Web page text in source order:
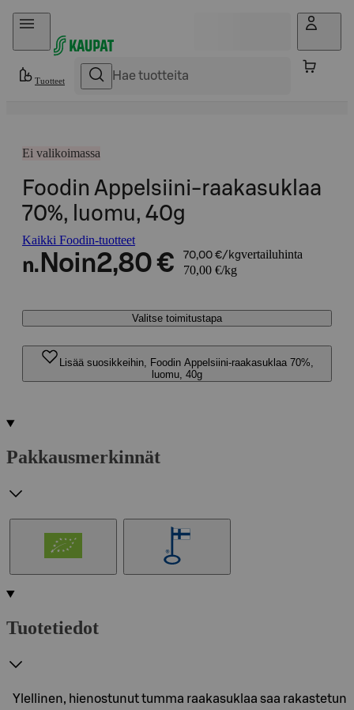
Hyppää sisältöön
Tuotteet
Ei valikoimassa
Foodin Appelsiini-raakasuklaa
70%, luomu, 40g
Kaikki Foodin-tuotteet
n. Noin2,80 € 70,00 €/kgvertailuhinta
70,00 €/kg
Valitse toimitustapa
Lisää suosikkeihin, Foodin Appelsiini-raakasuklaa 70%,
luomu, 40g
Pakkausmerkinnät
Tuotetiedot
Ylellinen, hienostunut tumma raakasuklaa saa rakastetun